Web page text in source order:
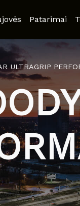
Patarimai
ULTRAGRIP